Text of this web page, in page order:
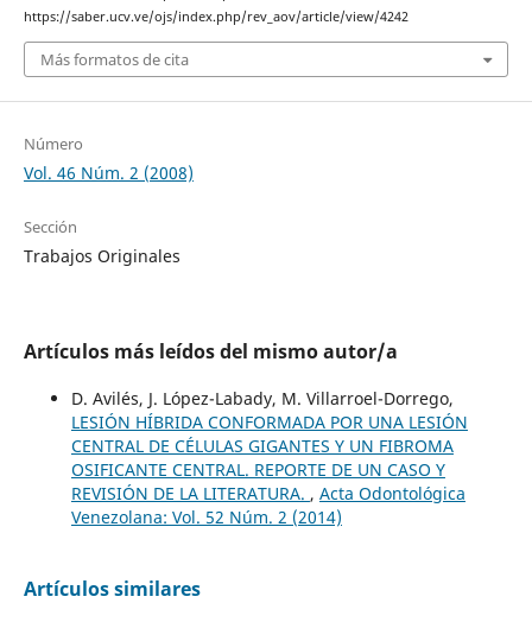
https://saber.ucv.ve/ojs/index.php/rev_aov/article/view/4242
Más formatos de cita
Número
Vol. 46 Núm. 2 (2008)
Sección
Trabajos Originales
Artículos más leídos del mismo autor/a
D. Avilés, J. López-Labady, M. Villarroel-Dorrego,
LESIÓN HÍBRIDA CONFORMADA POR UNA LESIÓN
CENTRAL DE CÉLULAS GIGANTES Y UN FIBROMA
OSIFICANTE CENTRAL. REPORTE DE UN CASO Y
REVISIÓN DE LA LITERATURA. , Acta Odontológica
Venezolana: Vol. 52 Núm. 2 (2014)
Artículos similares